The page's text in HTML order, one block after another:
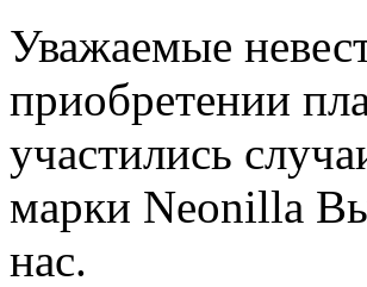
Уважаемые
приобретении
участились
марки Neonilla
нас.